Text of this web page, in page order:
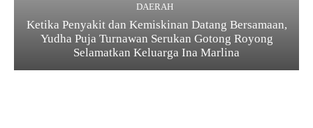
DAERAH
Ketika Penyakit dan Kemiskinan Datang Bersamaan,
Yudha Puja Turnawan Serukan Gotong Royong
Selamatkan Keluarga Ina Marlina